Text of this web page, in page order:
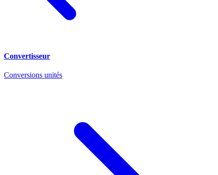
Convertisseur
Conversions unités